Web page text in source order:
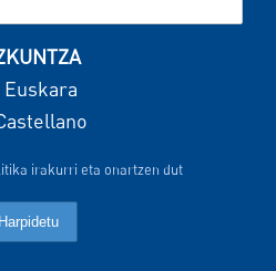
Euskara
irakurri eta onartzen dut